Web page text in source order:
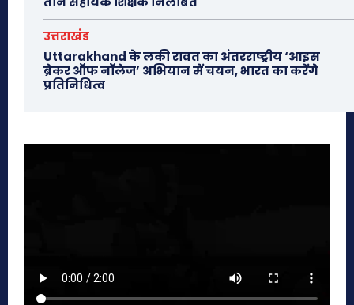
उत्तराखंड
Uttarakhand के लकी रावत का अंतरराष्ट्रीय ‘आइस
ब्रेकर ऑफ नॉलेज’ अभियान में चयन, भारत का करेंगे
प्रतिनिधित्व